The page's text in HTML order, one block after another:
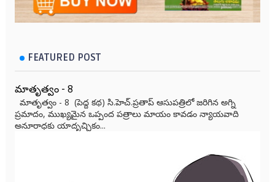
FEATURED POST
మాతృత్వం - 8
మాతృత్వం - 8 (పెద్ద కథ) సి.హెచ్.ప్రతాప్ ఆసుపత్రిలో జరిగిన అగ్ని
ప్రమాదం, ముఖ్యమైన ఒప్పంద పత్రాలు మాయం కావడం న్యాయవాది
అనూరాధకు యాదృచ్ఛికం...